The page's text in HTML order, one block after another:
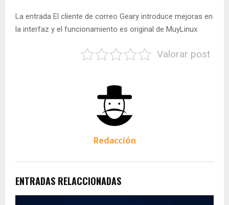
La entrada El cliente de correo Geary introduce mejoras en
la interfaz y el funcionamiento es original de MuyLinux
Valorar post
Redacción
ENTRADAS RELACCIONADAS